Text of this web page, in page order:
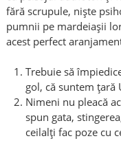
fără scrupule, niște
pumnii pe mardeiașii
acest perfect
Trebuie să
gol, că suntem țară
Nimeni nu pleacă
spun gata,
ceilalți fac poze cu